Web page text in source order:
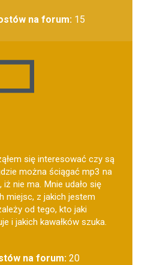
na forum:15
się interesować czy są
można ściągać mp3 na
nie ma. Mnie udało się
miejsc, z jakich jestem
od tego, kto jaki
i jakich kawałków szuka.
na forum:20